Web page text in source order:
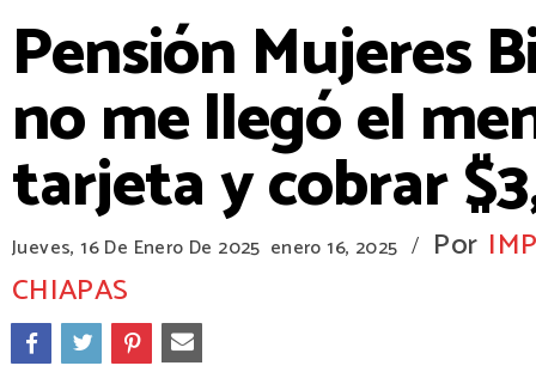
Pensión Mujeres
no me llegó el
tarjeta y cobrar
Jueves, 16 De Enero De 2025 enero 16, 2025 / Por
CHIAPAS